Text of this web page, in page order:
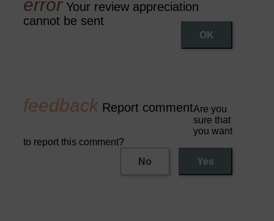
Your review appreciation
cannot be sent
OK
Report commentAre you
sure that
you want
to report this comment?
No
Yes